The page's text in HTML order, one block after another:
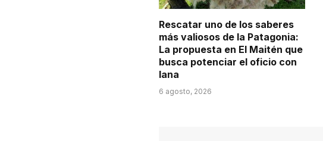
Rescatar uno de los saberes
más valiosos de la Patagonia:
La propuesta en El Maitén que
busca potenciar el oficio con
lana
6 agosto, 2026